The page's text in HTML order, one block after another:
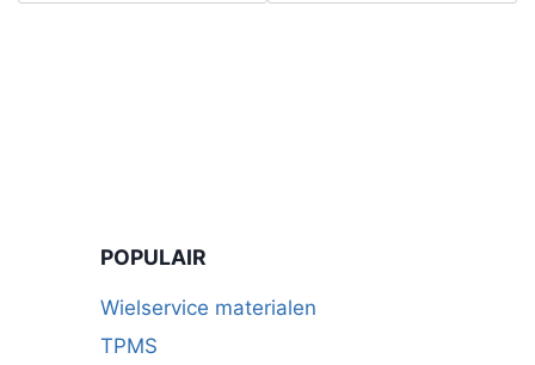
POPULAIR
Wielservice materialen
TPMS